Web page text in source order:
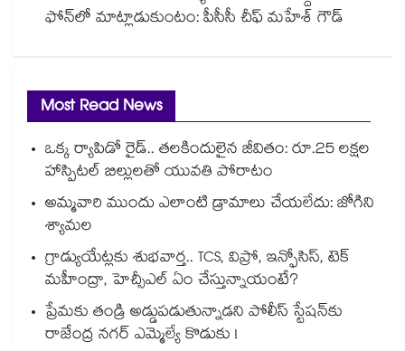
ఫోన్‌‌‌‌లో మాట్లాడుకుంటం: పీసీసీ చీఫ్ మహేశ్ గౌడ్
Most Read News
ఒక్క ర్యాపిడో రైడ్.. తలకిందులైన జీవితం: రూ.25 లక్షల
హాస్పిటల్ బిల్లులతో యువతి పోరాటం
అమ్మవారి ముందు ఎలాంటి డ్రామాలు చేయలేదు: జోగిని
శ్యామల
గ్రాడ్యుయేట్లకు శుభవార్త.. TCS, విప్రో, ఇన్ఫోసిస్, టెక్
మహీంద్రా, హెచ్సీఎల్ ఏం చేస్తున్నాయంటే?
ప్రేమకు తండ్రి అడ్డుపడుతున్నాడని పోలీస్ స్టేషన్⁪కు
రాజేంద్ర నగర్ ఎమ్మెల్యే కొడుకు !